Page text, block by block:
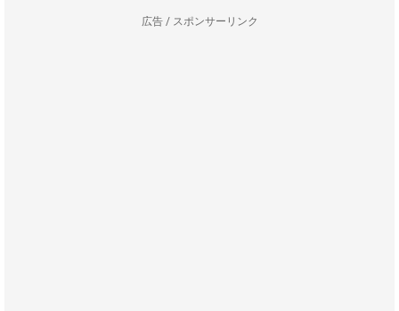
広告 / スポンサーリンク